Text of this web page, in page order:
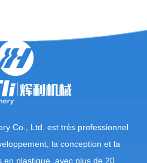
Co., Ltd. est très professionnel
la conception et la
en plastique, avec plus de 20